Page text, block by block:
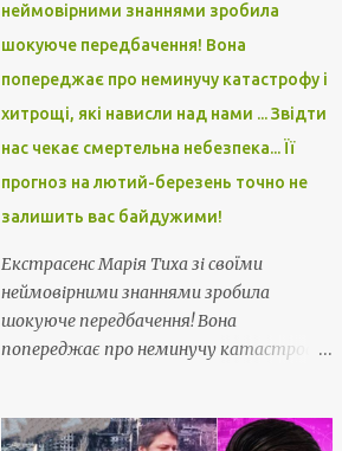
неймовірними знаннями зробила
шокуюче передбачення! Вона
попереджає про неминучу катастрофу і
хитрощі, які нависли над нами ... Звідти
нас чекає смертельна небезпека... Її
прогноз на лютий-березень точно не
залишить вас байдужими!
Екстрасенс Марія Тиха зі своїми
неймовірними знаннями зробила
шокуюче передбачення! Вона
попереджає про неминучу катастрофу
прогноз на лютий-березень точно не